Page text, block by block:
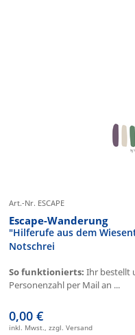
Art.-Nr. ESCAPE
Escape-Wanderung
"Hilferufe aus dem
Notschrei
So funktionierts: Ihr bestellt
Personenzahl per Mail an ...
0,00 €
inkl. Mwst., zzgl. Versand